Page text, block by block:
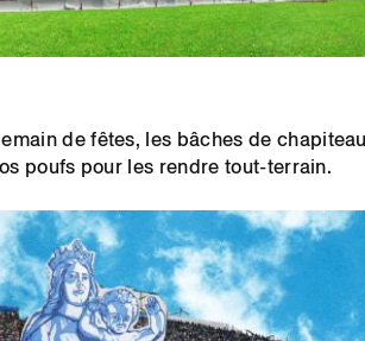
de fêtes, les bâches de
poufs pour les rendre tout-terrain.